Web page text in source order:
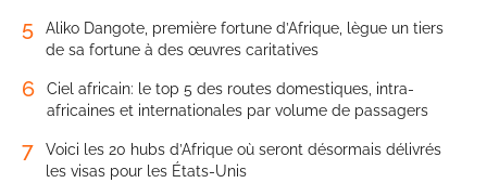
5
Aliko Dangote, première fortune d’Afrique, lègue un tiers
de sa fortune à des œuvres caritatives
6
Ciel africain: le top 5 des routes domestiques, intra-
africaines et internationales par volume de passagers
7
Voici les 20 hubs d’Afrique où seront désormais délivrés
les visas pour les États-Unis